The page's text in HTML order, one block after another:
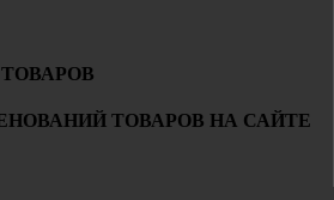
ТОВАРОВ НА САЙТЕ